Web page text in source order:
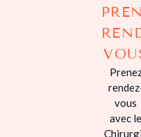
vous
avec le